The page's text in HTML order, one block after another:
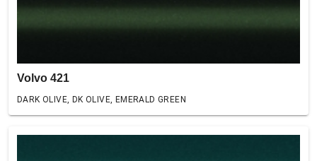
Volvo 421
DARK OLIVE, DK OLIVE, EMERALD GREEN